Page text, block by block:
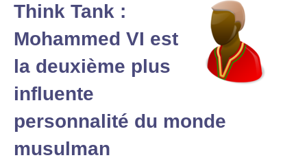
Think Tank :
Mohammed VI est
la deuxième plus
influente
personnalité du monde
musulman